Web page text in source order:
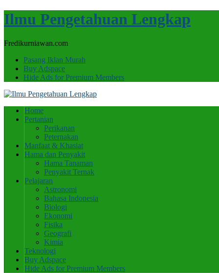
Ilmu Pengetahuan Lengkap
Fredikurniawan.com
Pasang Iklan Murah
Buy Adspace
Hide Ads for Premium Members
Home
Pertanian
Perikanan
Peternakan
Manfaat & Khasiat
Hama dan Penyakit
Hama Tanaman
Penyakit Ternak
Pelajaran
Astronomi
Bahasa Indonesia
Biologi
Ekonomi
Fisika
Geografi
Kimia
Teknologi
Buy Adspace
Hide Ads for Premium Members